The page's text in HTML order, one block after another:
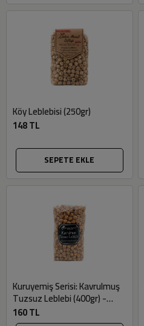
Köy Leblebisi (250gr)
148 TL
SEPETE EKLE
Kuruyemiş Serisi: Kavrulmuş
Tuzsuz Leblebi (400gr) -
Gurme Market
160 TL